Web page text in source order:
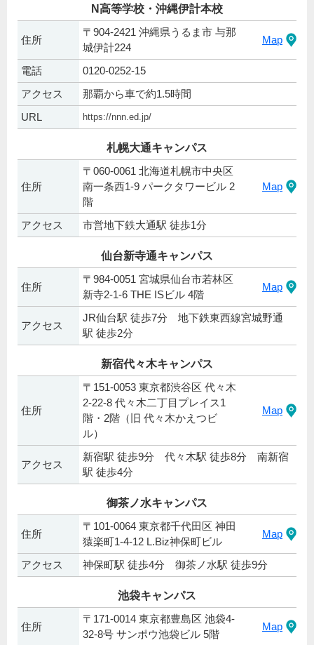
N高等学校・沖縄伊計本校
住所
〒904-2421 沖縄県うるま市 与那
城伊計224
Map
電話
0120-0252-15
アクセス
那覇から車で約1.5時間
URL
https://nnn.ed.jp/
札幌大通キャンパス
住所
〒060-0061 北海道札幌市中央区
南一条西1-9 パークタワービル 2
階
Map
アクセス 市営地下鉄大通駅 徒歩1分
仙台新寺通キャンパス
住所
〒984-0051 宮城県仙台市若林区
新寺2-1-6 THE ISビル 4階
Map
アクセス
JR仙台駅 徒歩7分 地下鉄東西線宮城野通
駅 徒歩2分
新宿代々木キャンパス
住所
〒151-0053 東京都渋谷区 代々木
2-22-8 代々木二丁目プレイス1
階・2階（旧 代々木かえつビ
ル）
Map
アクセス
新宿駅 徒歩9分 代々木駅 徒歩8分 南新宿
駅 徒歩4分
御茶ノ水キャンパス
住所
〒101-0064 東京都千代田区 神田
猿楽町1-4-12 L.Biz神保町ビル
Map
アクセス 神保町駅 徒歩4分 御茶ノ水駅 徒歩9分
池袋キャンパス
住所
〒171-0014 東京都豊島区 池袋4-
32-8号 サンポウ池袋ビル 5階
Map